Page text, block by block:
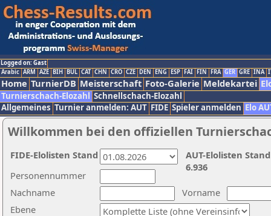
Logged on: Gast
Arabic ARM AZE BIH BUL CAT CHN CRO CZE DEN ENG ESP FAI FIN FRA GER GRE INA
Home TurnierDB Meisterschaft Foto-Galerie Meldekartei
Turnierschach-Elozahl Schnellschach-Elozahl
Allgemeines Turnier anmelden: AUT FIDE Spieler anmelden Elo
Willkommen bei den offiziellen
Nachname
Vorname
Ebene
Personennummer
AUT-Elolisten
6.936
FIDE-Elolisten Stand